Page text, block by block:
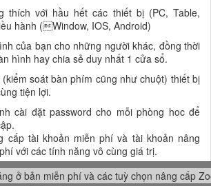
thích với hầu hết các thiết bị (PC, Table,
hành (Window, IOS, Android)
của bạn cho những người khác, đồng thời
hình hay chia sẻ duy nhất 1 cửa sổ.
soát bàn phím cũng như chuột) thiết bị
tiện lợi.
cài đặt password cho mỗi phòng hoc để
cấp tài khoản miễn phí và tài khoản nâng
với các tính năng vô cùng giá trị.